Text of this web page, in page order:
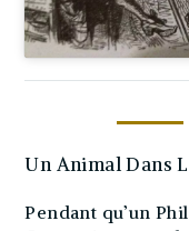
Un Animal Dans
Pendant qu’un